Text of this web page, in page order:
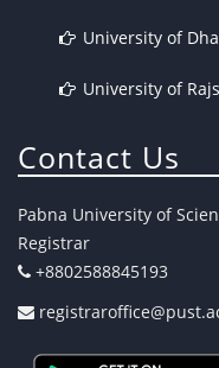
University of
University of
Contact Us
Pabna University of
Registrar
+8802588845193